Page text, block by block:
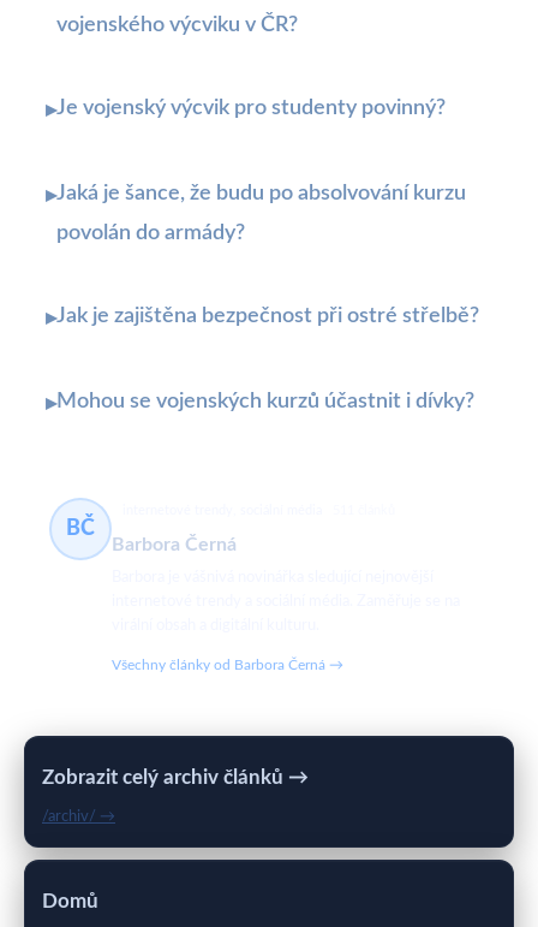
vojenského výcviku v ČR?
▸Je vojenský výcvik pro studenty povinný?
▸Jaká je šance, že budu po absolvování kurzu
povolán do armády?
▸Jak je zajištěna bezpečnost při ostré střelbě?
▸Mohou se vojenských kurzů účastnit i dívky?
BČ
Barbora Černá
Všechny články od Barbora Černá →
Zobrazit celý archiv článků →
/archiv/ →
Domů